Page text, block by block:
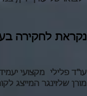
נקראת לחקירה
עו"ד פלילי מקצועי
מורן שלזינגר המייצג